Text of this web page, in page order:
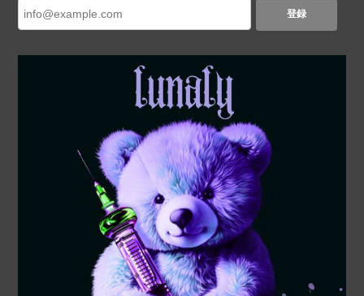
登録